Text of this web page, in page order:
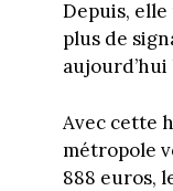
Depuis,
plus de
aujourd’hui
Avec cette
métropole
888 euros,